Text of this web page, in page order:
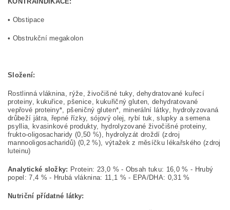
• Obstipace
• Obstrukční megakolon
Složení:
Rostlinná vláknina, rýže, živočišné tuky, dehydratované kuřecí
proteiny, kukuřice, pšenice, kukuřičný gluten, dehydratované
vepřové proteiny*, pšeničný gluten*, minerální látky, hydrolyzovaná
drůbeží játra, řepné řízky, sójový olej, rybí tuk, slupky a semena
psyllia, kvasinkové produkty, hydrolyzované živočišné proteiny,
frukto-oligosacharidy (0,50 %), hydrolyzát droždí (zdroj
mannooligosacharidů) (0,2 %), výtažek z měsíčku lékařského (zdroj
luteinu)
Analytické složky: Protein: 23,0 % - Obsah tuku: 16,0 % - Hrubý
popel: 7,4 % - Hrubá vláknina: 11,1 % - EPA/DHA: 0,31 %
Nutriční přídatné látky: